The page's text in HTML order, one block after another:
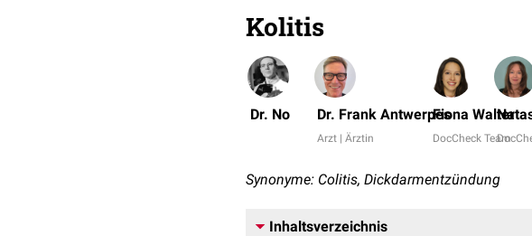
Kolitis
Dr. No Dr. Frank Antwerpes
Arzt | Ärztin
Fiona Walter
DocCheck Team
Synonyme: Colitis, Dickdarmentzündung
Inhaltsverzeichnis